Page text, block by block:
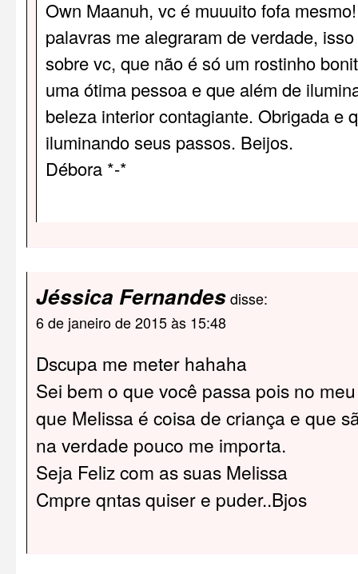
Own Maanuh, vc é muuuito fofa
palavras me alegraram de verdade,
sobre vc, que não é só um rostinho
uma ótima pessoa e que além de
beleza interior contagiante. Obrigada e
iluminando seus passos. Beijos.
Débora *-*
Jéssica Fernandesdisse:
6 de janeiro de 2015 às 15:48
Dscupa me meter hahaha
Sei bem o que você passa pois no
que Melissa é coisa de criança e que
na verdade pouco me importa.
Seja Feliz com as suas Melissa
Cmpre qntas quiser e puder..Bjos